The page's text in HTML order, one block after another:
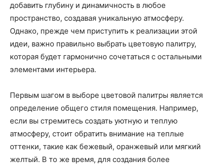
добавить глубину и динамичность в любое
пространство, создавая уникальную атмосферу.
Однако, прежде чем приступить к реализации этой
идеи, важно правильно выбрать цветовую палитру,
которая будет гармонично сочетаться с остальными
элементами интерьера.
Первым шагом в выборе цветовой палитры является
определение общего стиля помещения. Например,
если вы стремитесь создать уютную и теплую
атмосферу, стоит обратить внимание на теплые
оттенки, такие как бежевый, оранжевый или мягкий
желтый. В то же время, для создания более